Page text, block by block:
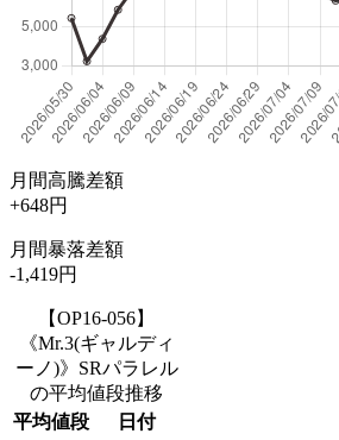
月間高騰差額
+648円
月間暴落差額
-1,419円
【OP16-056】
《Mr.3(ギャルディ
ーノ)》SRパラレル
の平均値段推移
平均値段
日付